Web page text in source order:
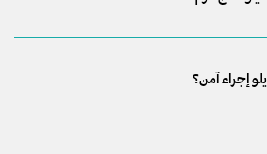
إجراء آمن؟